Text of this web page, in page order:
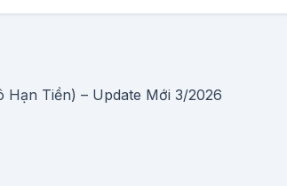
Hạn Tiền) – Update Mới 3/2026